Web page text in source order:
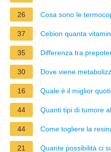
26 Cosa sono le
37 Cebion quanta
35 Differenza tra
30 Dove viene
16 Quale è il miglior
44 Quanti tipi di tumore
44 Come togliere la
21 Quante possibilità ci